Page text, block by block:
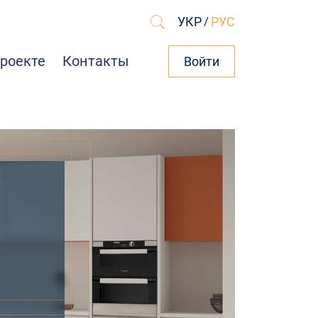
УКР/ РУС
Контакты Войти